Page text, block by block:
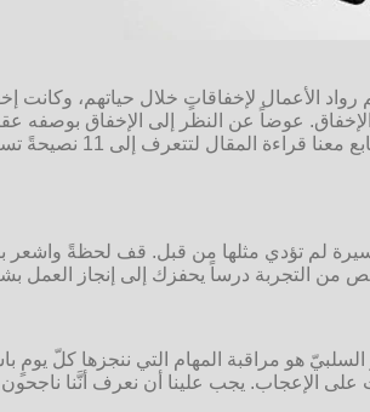
الأعمال لإخفاقاتٍ خلال حياتهم، وكانت
عوضاً عن النظر إلى الإخفاق بوصفه
درساً ودليلاً أرشدهم إلى طريقٍ
لم تؤدي مثلها من قبل. قف لحظةً
من التجربة درساً يحفزك إلى إنجاز العمل
هو مراقبة المهام التي ننجزها كلّ يومٍ
على الإعجاب. يجب علينا أن نعرف أنَّنا